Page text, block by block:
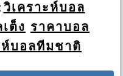
วิเคราะห์บอล
ต็ง ราคาบอล
ห์บอลทีมชาติ